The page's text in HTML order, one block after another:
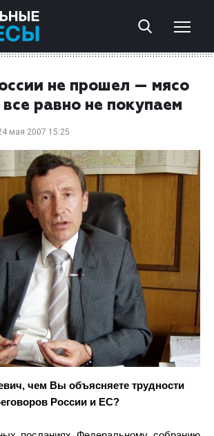
не прошел — мясо
равно не покупаем
мая 2007 15:25
чем Вы объясняете трудности
России и ЕС?